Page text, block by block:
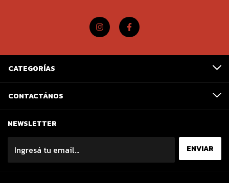
CATEGORÍAS
CONTACTÁNOS
NEWSLETTER